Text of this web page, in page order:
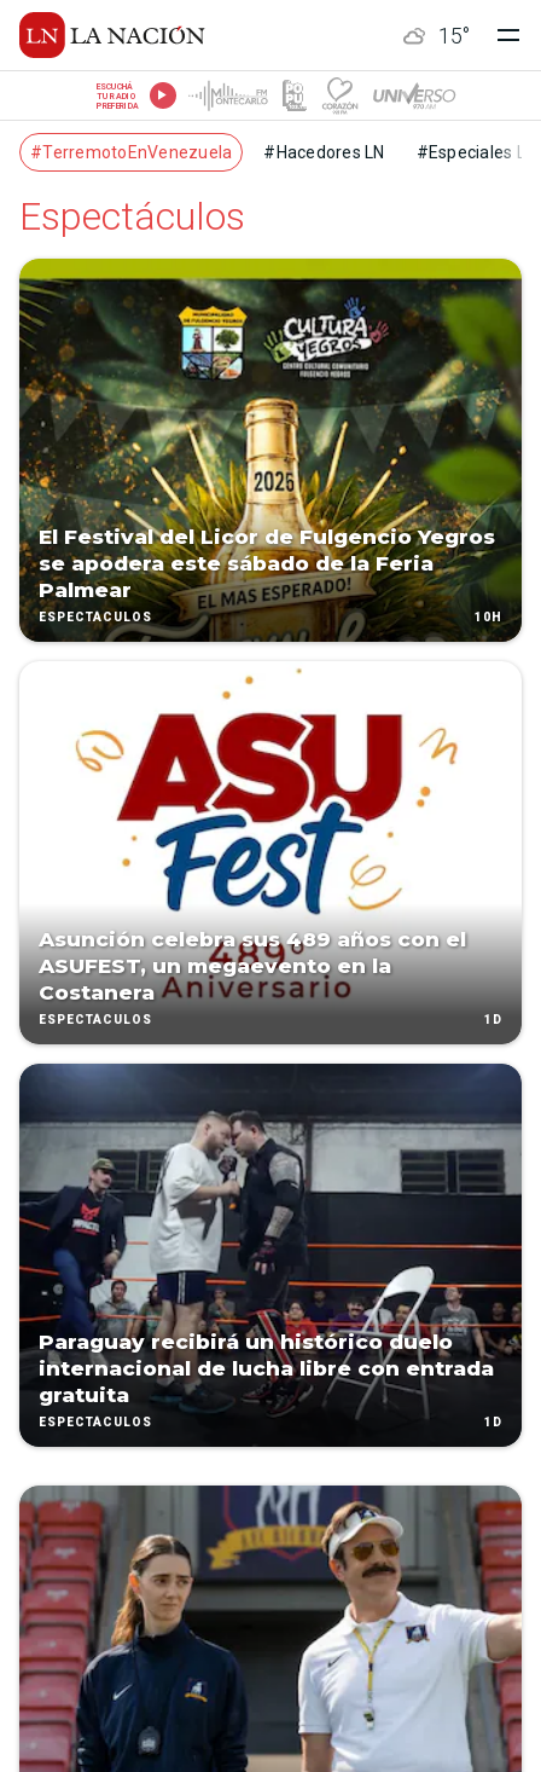
15°
ESCUCHÁ
TU RADIO
PREFERIDA
#TerremotoEnVenezuela #Hacedores LN #Especiales LN
Espectáculos
El Festival del Licor de Fulgencio Yegros
se apodera este sábado de la Feria
Palmear
ESPECTÁCULOS 10H
Asunción celebra sus 489 años con el
ASUFEST, un megaevento en la
Costanera
ESPECTÁCULOS 1D
Paraguay recibirá un histórico duelo
internacional de lucha libre con entrada
gratuita
ESPECTÁCULOS 1D